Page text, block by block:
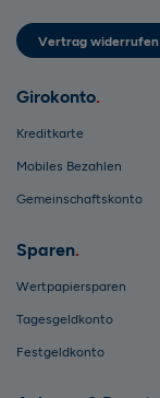
Vertrag widerrufen
Girokonto
Kreditkarte
Mobiles Bezahlen
Gemeinschaftskonto
Sparen
Wertpapiersparen
Tagesgeldkonto
Festgeldkonto